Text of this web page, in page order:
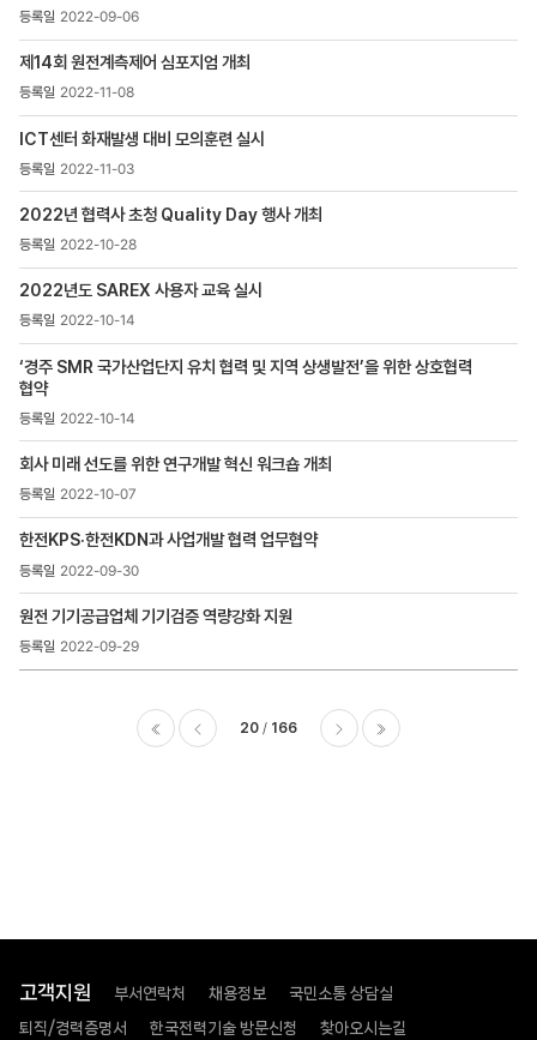
번호,
등록일
첨부파일
조회수
2022-09-06
제14회 원전계측제어 심포지엄 개최
2022-11-08
ICT센터 화재발생 대비 모의훈련 실시
2022-11-03
2022년 협력사 초청 Quality Day 행사 개최
2022-10-28
2022년도 SAREX 사용자 교육 실시
2022-10-14
‘경주 SMR 국가산업단지 유치 협력 및 지역 상생발전’을 위한 상호협력
협약
2022-10-14
회사 미래 선도를 위한 연구개발 혁신 워크숍 개최
2022-10-07
한전KPS·한전KDN과 사업개발 협력 업무협약
2022-09-30
원전 기기공급업체 기기검증 역량강화 지원
2022-09-29
20 166
고객지원 부서연락처 채용정보 국민소통 상담실
퇴직/경력증명서 한국전력기술 방문신청 찾아오시는길